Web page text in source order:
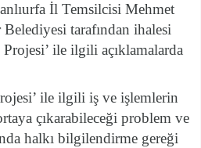
İl Temsilcisi Mehmet
tarafından ihalesi
ile ilgili açıklamalarda
ile ilgili iş ve işlemlerin
çıkarabileceği problem ve
halkı bilgilendirme gereği